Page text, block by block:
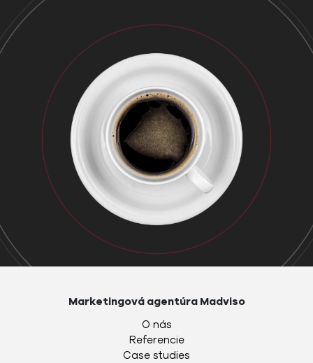
Marketingová agentúra Madviso
O nás
Referencie
Case studies